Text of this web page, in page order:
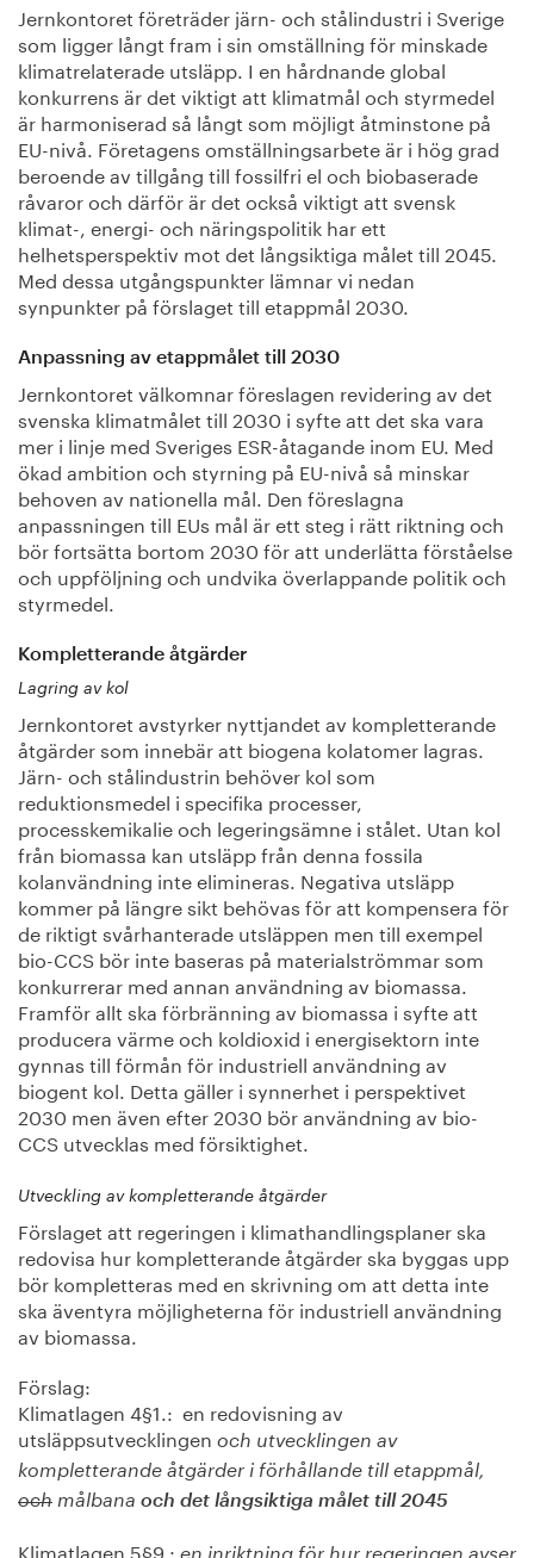
Jernkontoret företräder järn- och stålindustri i Sverige
som ligger långt fram i sin omställning för minskade
klimatrelaterade utsläpp. I en hårdnande global
konkurrens är det viktigt att klimatmål och styrmedel
är harmoniserad så långt som möjligt åtminstone på
EU-nivå. Företagens omställningsarbete är i hög grad
beroende av tillgång till fossilfri el och biobaserade
råvaror och därför är det också viktigt att svensk
klimat-, energi- och näringspolitik har ett
helhetsperspektiv mot det långsiktiga målet till 2045.
Med dessa utgångspunkter lämnar vi nedan
synpunkter på förslaget till etappmål 2030.
Anpassning av etappmålet till 2030
Jernkontoret välkomnar föreslagen revidering av det
svenska klimatmålet till 2030 i syfte att det ska vara
mer i linje med Sveriges ESR-åtagande inom EU. Med
ökad ambition och styrning på EU-nivå så minskar
behoven av nationella mål. Den föreslagna
anpassningen till EUs mål är ett steg i rätt riktning och
bör fortsätta bortom 2030 för att underlätta förståelse
och uppföljning och undvika överlappande politik och
styrmedel.
Kompletterande åtgärder
Lagring av kol
Jernkontoret avstyrker nyttjandet av kompletterande
åtgärder som innebär att biogena kolatomer lagras.
Järn- och stålindustrin behöver kol som
reduktionsmedel i specifika processer,
processkemikalie och legeringsämne i stålet. Utan kol
från biomassa kan utsläpp från denna fossila
kolanvändning inte elimineras. Negativa utsläpp
kommer på längre sikt behövas för att kompensera för
de riktigt svårhanterade utsläppen men till exempel
bio-CCS bör inte baseras på materialströmmar som
konkurrerar med annan användning av biomassa.
Framför allt ska förbränning av biomassa i syfte att
producera värme och koldioxid i energisektorn inte
gynnas till förmån för industriell användning av
biogent kol. Detta gäller i synnerhet i perspektivet
2030 men även efter 2030 bör användning av bio-
CCS utvecklas med försiktighet.
Utveckling av kompletterande åtgärder
Förslaget att regeringen i klimathandlingsplaner ska
redovisa hur kompletterande åtgärder ska byggas upp
bör kompletteras med en skrivning om att detta inte
ska äventyra möjligheterna för industriell användning
av biomassa.
Förslag:
Klimatlagen 4§1.: en redovisning av
utsläppsutvecklingen och utvecklingen av
kompletterande åtgärder i förhållande till etappmål,
och målbana och det långsiktiga målet till 2045
Klimatlagen 5§9.: en inriktning för hur regeringen avser